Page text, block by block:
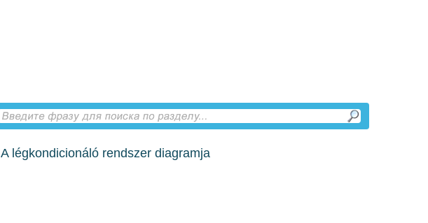
A légkondicionáló rendszer diagramja